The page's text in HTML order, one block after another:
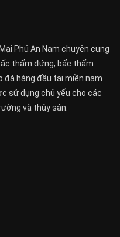
Phú An Nam chuyên cung
thấm đứng, bấc thấm
đá hàng đầu tại miền nam
sử dụng chủ yếu cho các
và thủy sản.